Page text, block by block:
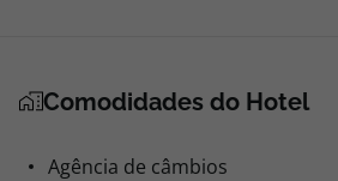
Comodidades do Hotel
Agência de câmbios